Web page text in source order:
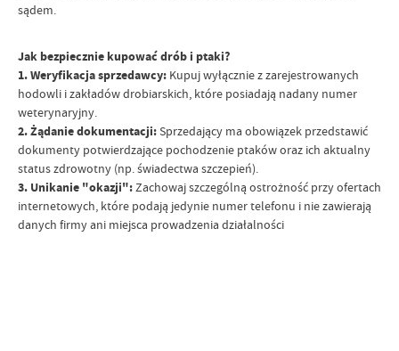
sądem.
Jak bezpiecznie kupować drób i ptaki?
1. Weryfikacja sprzedawcy: Kupuj wyłącznie z zarejestrowanych
hodowli i zakładów drobiarskich, które posiadają nadany numer
weterynaryjny.
2. Żądanie dokumentacji:Sprzedający ma obowiązek przedstawić
dokumenty potwierdzające pochodzenie ptaków oraz ich aktualny
status zdrowotny (np. świadectwa szczepień).
3. Unikanie "okazji":Zachowaj szczególną ostrożność przy ofertach
internetowych, które podają jedynie numer telefonu i nie zawierają
danych firmy ani miejsca prowadzenia działalności